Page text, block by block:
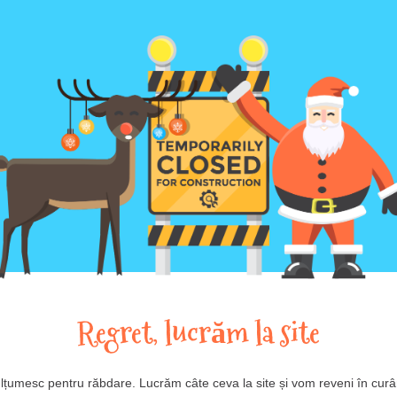
Regret, lucrăm la site
pentru răbdare. Lucrăm câte ceva la site și vom reveni în